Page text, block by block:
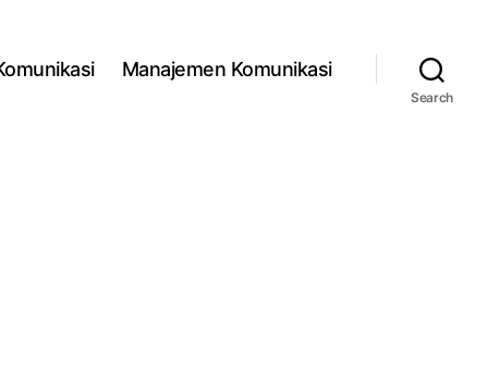
Manajemen Komunikasi
Search